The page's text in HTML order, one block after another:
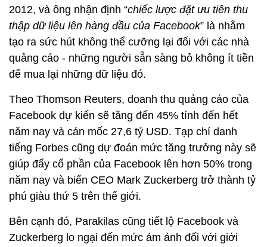
2012, và ông nhận định “chiếc lược đặt ưu tiên thu
thập dữ liệu lên hàng đầu của Facebook” là nhằm
tạo ra sức hút không thể cưỡng lại đối với các nhà
quảng cáo - những người sẵn sàng bỏ không ít tiền
để mua lại những dữ liệu đó.
Theo Thomson Reuters, doanh thu quảng cáo của
Facebook dự kiến sẽ tăng đến 45% tính đến hết
năm nay và cán mốc 27,6 tỷ USD. Tạp chí danh
tiếng Forbes cũng dự đoán mức tăng trưởng này sẽ
giúp đẩy cổ phần của Facebook lên hơn 50% trong
năm nay và biến CEO Mark Zuckerberg trở thành tỷ
phú giàu thứ 5 trên thế giới.
Bên cạnh đó, Parakilas cũng tiết lộ Facebook và
Zuckerberg lo ngại đến mức ám ảnh đối với giới